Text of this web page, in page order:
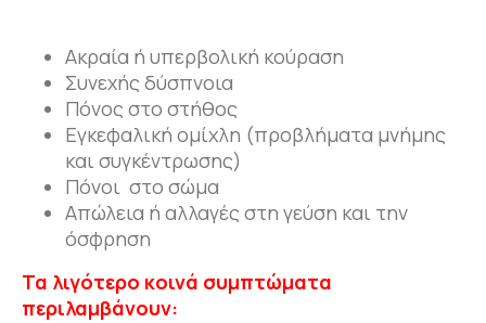
Ακραία ή υπερβολική κούραση
Συνεχής δύσπνοια
Πόνος στο στήθος
Εγκεφαλική ομίχλη (προβλήματα μνήμης
και συγκέντρωσης)
Πόνοι στο σώμα
Απώλεια ή αλλαγές στη γεύση και την
όσφρηση
Τα λιγότερο κοινά συμπτώματα
περιλαμβάνουν: